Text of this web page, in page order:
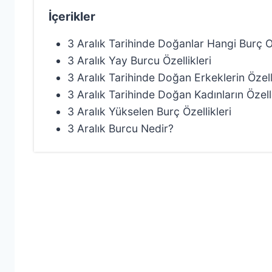
İçerikler
3 Aralık Tarihinde Doğanlar Hangi Burç
3 Aralık Yay Burcu Özellikleri
3 Aralık Tarihinde Doğan Erkeklerin
3 Aralık Tarihinde Doğan Kadınların
3 Aralık Yükselen Burç Özellikleri
3 Aralık Burcu Nedir?